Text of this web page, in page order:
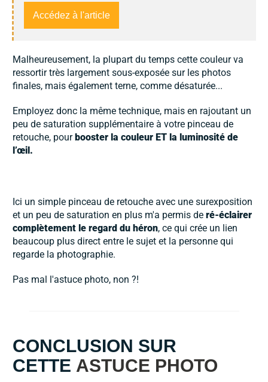
Accédez à l'article
Malheureusement, la plupart du temps cette couleur va
ressortir très largement sous-exposée sur les photos
finales, mais également terne, comme désaturée...
Employez donc la même technique, mais en rajoutant un
peu de saturation supplémentaire à votre pinceau de
retouche, pourbooster la couleur ET la luminosité de
l’œil.
Ici un simple pinceau de retouche avec une surexposition
et un peu de saturation en plus m'a permis de ré-éclairer
complètement le regard du héron, ce qui crée un lien
beaucoup plus direct entre le sujet et la personne qui
regarde la photographie.
Pas mal l'astuce photo, non ?!
CONCLUSION SUR
CETTE ASTUCE PHOTO